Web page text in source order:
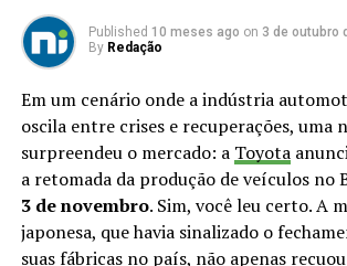
Published 10 meses ago on 3 de outubro
By Redação
Em um cenário onde a indústria
oscila entre crises e recuperações, uma
surpreendeu o mercado: a Toyota
a retomada da produção de veículos no
3 de novembro. Sim, você leu certo. A
japonesa, que havia sinalizado o
suas fábricas no país, não apenas